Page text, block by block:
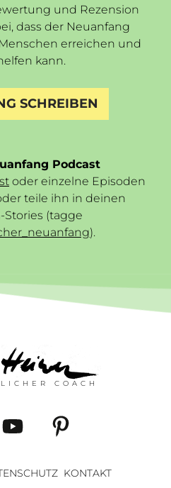
und Rezension
dass der Neuanfang
erreichen und
kann.
SCHREIBEN
Podcast
oder einzelne Episoden
teile ihn in deinen
Stories (tagge
).
COACH
KONTAKT